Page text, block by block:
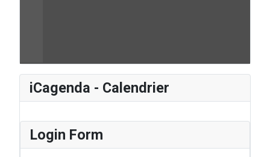
iCagenda - Calendrier
Login Form